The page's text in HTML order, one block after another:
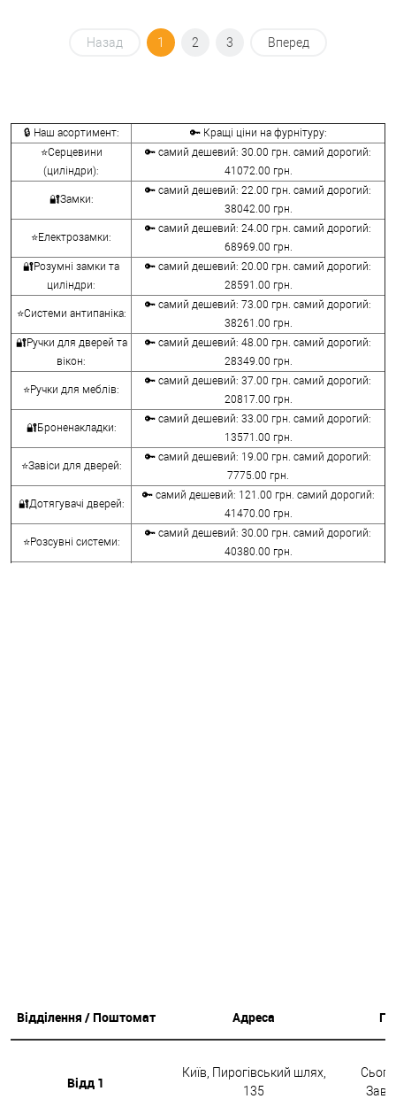
Назад 1 2 3 Вперед
🔒 Наш асортимент:
🔑 Кращі ціни на фурнітуру:
⭐Серцевини
(циліндри):
🔑 самий дешевий: 30.00 грн. самий дорогий:
41072.00 грн.
🔐Замки:
🔑 самий дешевий: 22.00 грн. самий дорогий:
38042.00 грн.
⭐Електрозамки:
🔑 самий дешевий: 24.00 грн. самий дорогий:
68969.00 грн.
🔐Розумні замки та
циліндри:
🔑 самий дешевий: 20.00 грн. самий дорогий:
28591.00 грн.
⭐Системи антипаніка:
🔑 самий дешевий: 73.00 грн. самий дорогий:
38261.00 грн.
🔐Ручки для дверей та
вікон:
🔑 самий дешевий: 48.00 грн. самий дорогий:
28349.00 грн.
⭐Ручки для меблів:
🔑 самий дешевий: 37.00 грн. самий дорогий:
20817.00 грн.
🔐Броненакладки:
🔑 самий дешевий: 33.00 грн. самий дорогий:
13571.00 грн.
⭐Завіси для дверей:
🔑 самий дешевий: 19.00 грн. самий дорогий:
7775.00 грн.
🔐Дотягувачі дверей:
🔑 самий дешевий: 121.00 грн. самий дорогий:
41470.00 грн.
⭐Розсувні системи:
🔑 самий дешевий: 30.00 грн. самий дорогий:
40380.00 грн.
Відділення / Поштомат Адреса
Відд 1
Київ, Пирогівський шлях,
135